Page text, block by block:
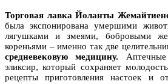
Торговая лавка Йоланты
была экспонирована умершими
лягушками и змеями, бобровыми
кореньями – именно так две
средневековую медицину.
эликсир, который сохраняет
рецепты приготовления настоек и